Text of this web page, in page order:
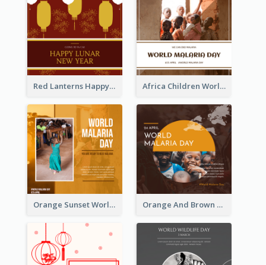
Red Lanterns Happy Lunar New Year Instagram Post Africa Children World Malaria Day Instagram Post
Orange Sunset World Malaria Day Instagram Post Orange And Brown World Malaria Day Instagram Post